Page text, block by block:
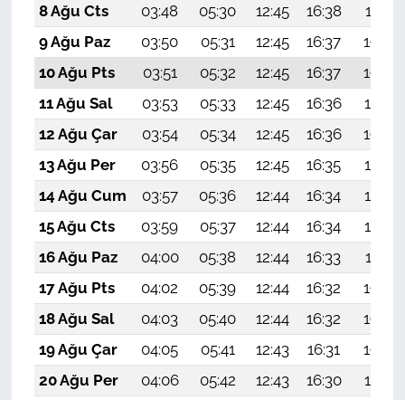
8 Ağu Cts
03:48 05:30 12:45 16:38
19:51
9 Ağu Paz
03:50 05:31 12:45 16:37
19:50
10 Ağu Pts
03:51 05:32 12:45 16:37
19:49
11 Ağu Sal
03:53 05:33 12:45 16:36
19:47
12 Ağu Çar
03:54 05:34 12:45 16:36
19:46
13 Ağu Per
03:56 05:35 12:45 16:35
19:45
14 Ağu Cum
03:57 05:36 12:44 16:34
19:43
15 Ağu Cts
03:59 05:37 12:44 16:34
19:42
16 Ağu Paz
04:00 05:38 12:44 16:33
19:41
17 Ağu Pts
04:02 05:39 12:44 16:32
19:39
18 Ağu Sal
04:03 05:40 12:44 16:32
19:38
19 Ağu Çar
04:05 05:41 12:43 16:31
19:36
20 Ağu Per
04:06 05:42 12:43 16:30
19:35